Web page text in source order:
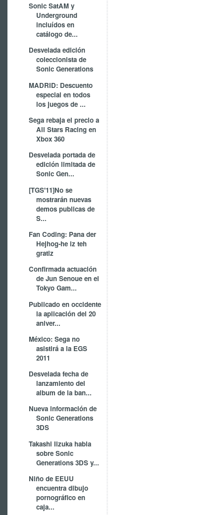
Sonic SatAM y
Underground
incluídos en
catálogo de...
Desvelada edición
coleccionista de
Sonic Generations
MADRID: Descuento
especial en todos
los juegos de ...
Sega rebaja el precio a
All Stars Racing en
Xbox 360
Desvelada portada de
edición limitada de
Sonic Gen...
[TGS'11]No se
mostrarán nuevas
demos publicas de
S...
Fan Coding: Pana der
Hejhog-he iz teh
gratiz
Confirmada actuación
de Jun Senoue en el
Tokyo Gam...
Publicado en occidente
la aplicación del 20
aniver...
México: Sega no
asistirá a la EGS
2011
Desvelada fecha de
lanzamiento del
album de la ban...
Nueva información de
Sonic Generations
3DS
Takashi Iizuka habla
sobre Sonic
Generations 3DS y...
Niño de EEUU
encuentra dibujo
pornográfico en
caja...